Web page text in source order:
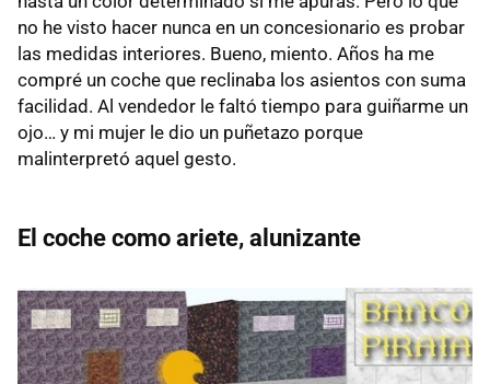
no he visto hacer nunca en un concesionario es probar
las medidas interiores. Bueno, miento. Años ha me
compré un coche que reclinaba los asientos con suma
facilidad. Al vendedor le faltó tiempo para guiñarme un
ojo… y mi mujer le dio un puñetazo porque
malinterpretó aquel gesto.
El coche como ariete, alunizante